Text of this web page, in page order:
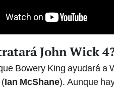
John Wick
Bowery King ayudará a
Ian McShane). Aunque